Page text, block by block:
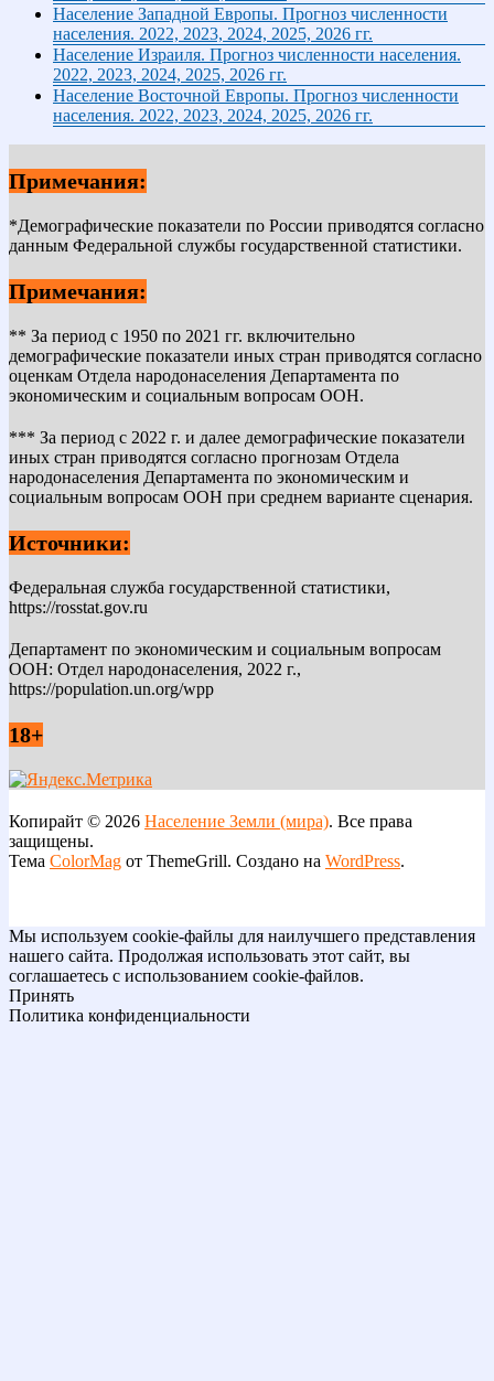
Население Западной Европы. Прогноз численности
населения. 2022, 2023, 2024, 2025, 2026 гг.
Население Израиля. Прогноз численности населения.
2022, 2023, 2024, 2025, 2026 гг.
Население Восточной Европы. Прогноз численности
населения. 2022, 2023, 2024, 2025, 2026 гг.
Примечания:
*Демографические показатели по России приводятся согласно
данным Федеральной службы государственной статистики.
Примечания:
** За период с 1950 по 2021 гг. включительно
демографические показатели иных стран приводятся согласно
оценкам Отдела народонаселения Департамента по
экономическим и социальным вопросам ООН.
*** За период с 2022 г. и далее демографические показатели
иных стран приводятся согласно прогнозам Отдела
народонаселения Департамента по экономическим и
социальным вопросам ООН при среднем варианте сценария.
Источники:
Федеральная служба государственной статистики,
https://rosstat.gov.ru
Департамент по экономическим и социальным вопросам
ООН: Отдел народонаселения, 2022 г.,
https://population.un.org/wpp
18+
Копирайт © 2026 Население Земли (мира). Все права
защищены.
Тема ColorMag от ThemeGrill. Создано на WordPress.
Мы используем cookie-файлы для наилучшего представления
нашего сайта. Продолжая использовать этот сайт, вы
соглашаетесь с использованием cookie-файлов.
Принять
Политика конфиденциальности